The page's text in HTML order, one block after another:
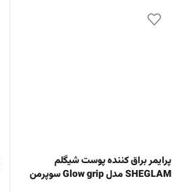
پرایمر براق کننده پوست شیگلم
SHEGLAM مدل Glow grip سوپرمن